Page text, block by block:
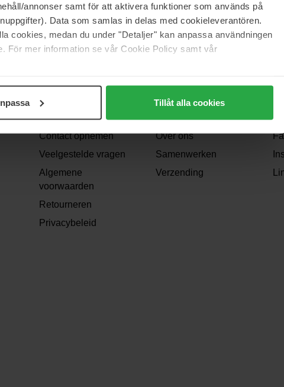
annonser samt för att aktivera funktioner som används på
Data som samlas in delas med cookieleverantören.
cookies, medan du under "Detaljer" kan anpassa användningen
För mer information se vår Cookie Policy samt vår
Tillåt alla cookies
Support
Contact opnemen
Veelgestelde vragen
Algemene
voorwaarden
Retourneren
Privacybeleid
Over ons
Over ons
Samenwerken
Verzending